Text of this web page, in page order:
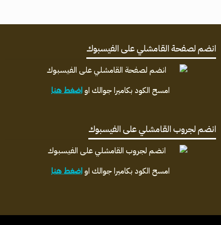
انضم لصفحة القامشلي على الفيسبوك
امسح الكود بكاميرا جوالك اواضغط هنا
انضم لجروب القامشلي على الفيسبوك
امسح الكود بكاميرا جوالك اواضغط هنا